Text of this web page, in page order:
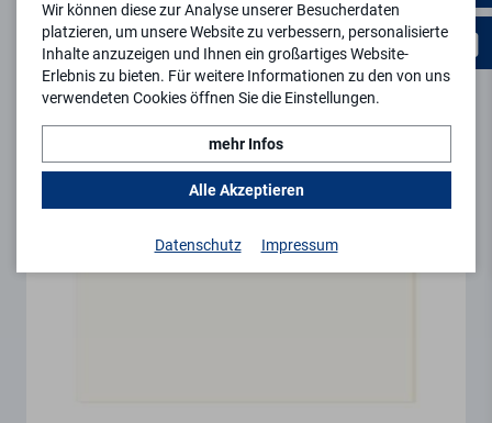
Wir können diese zur Analyse unserer Besucherdaten
platzieren, um unsere Website zu verbessern, personalisierte
Inhalte anzuzeigen und Ihnen ein großartiges Website-
Erlebnis zu bieten. Für weitere Informationen zu den von uns
verwendeten Cookies öffnen Sie die Einstellungen.
mehr Infos
Alle Akzeptieren
Datenschutz Impressum